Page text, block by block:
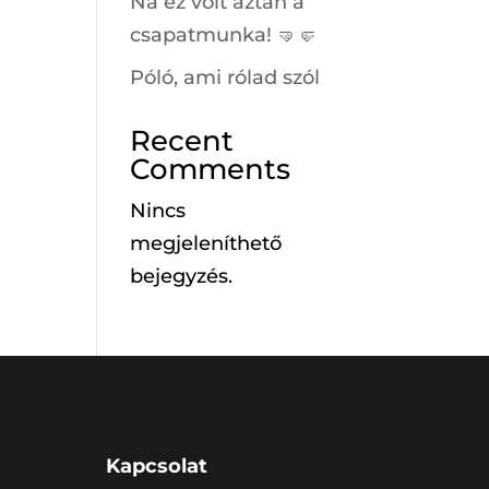
csapatmunka! 🤜🤛
Póló, ami rólad szól
Recent
Comments
Nincs
megjeleníthető
bejegyzés.
Kapcsolat